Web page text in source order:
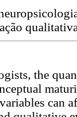
the
can